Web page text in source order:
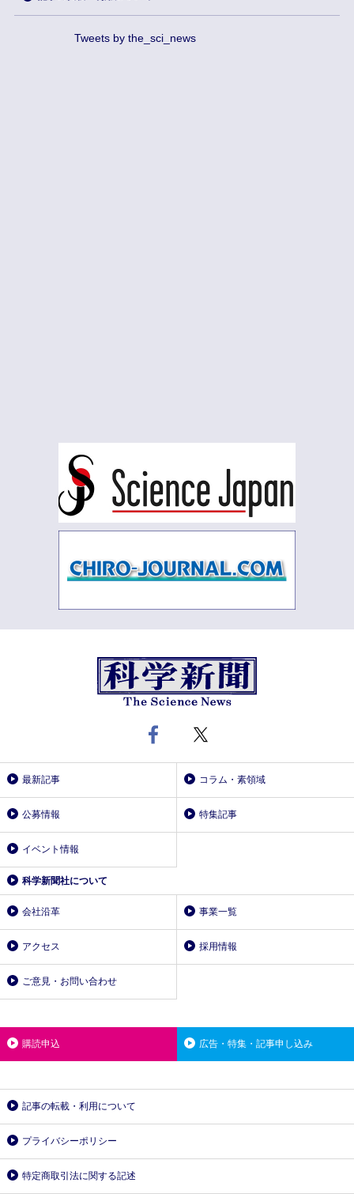
Tweets by the_sci_news
最新記事 コラム・素領域
公募情報 特集記事
イベント情報
科学新聞社について
会社沿革 事業一覧
アクセス 採用情報
ご意見・お問い合わせ
購読申込 広告・特集・記事申し込み
記事の転載・利用について
プライバシーポリシー
特定商取引法に関する記述